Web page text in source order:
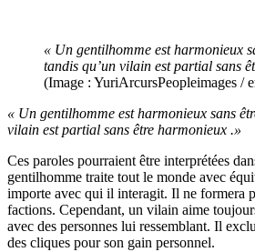
« Un gentilhomme est harmonieux
tandis qu’un vilain est partial sans
(Image : YuriArcursPeopleimages /
« Un gentilhomme est harmonieux sans
vilain est partial sans être harmonieux .»
Ces paroles pourraient être interprétées
gentilhomme traite tout le monde avec
importe avec qui il interagit. Il ne formera
factions. Cependant, un vilain aime
avec des personnes lui ressemblant. Il
des cliques pour son gain personnel.